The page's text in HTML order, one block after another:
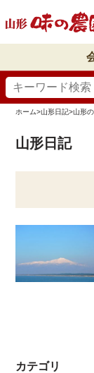
ホーム>山形日記>山形
山形日記
カテゴリ